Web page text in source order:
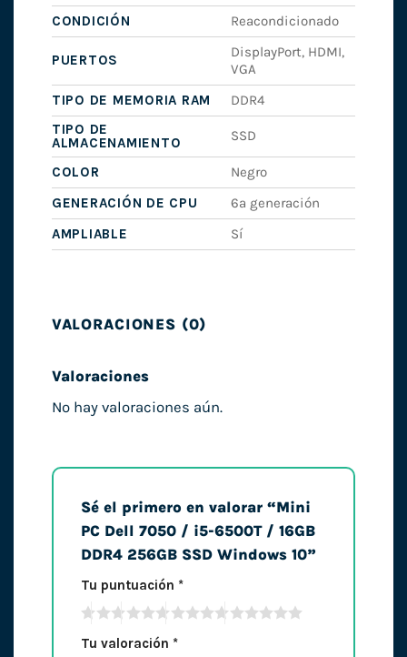
CONDICIÓN
Reacondicionado
PUERTOS
DisplayPort, HDMI,
VGA
TIPO DE MEMORIA RAM
DDR4
TIPO DE
ALMACENAMIENTO
SSD
COLOR
Negro
GENERACIÓN DE CPU
6ª generación
AMPLIABLE
Sí
VALORACIONES (0)
Valoraciones
No hay valoraciones aún.
Sé el primero en valorar “Mini
PC Dell 7050 / i5-6500T / 16GB
DDR4 256GB SSD Windows 10”
Tu puntuación *
Tu valoración *